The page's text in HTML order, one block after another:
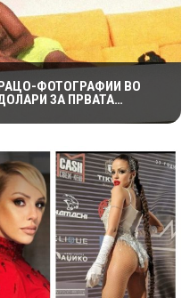
ФОТОГРАФИИ ВО
ЗА ПРВАТА